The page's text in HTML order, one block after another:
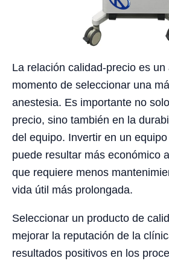
La relación calidad-precio es un
momento de seleccionar una
anestesia. Es importante no
precio, sino también en la
del equipo. Invertir en un
puede resultar más económico
que requiere menos
vida útil más prolongada.
Seleccionar un producto de
mejorar la reputación de la
resultados positivos en los